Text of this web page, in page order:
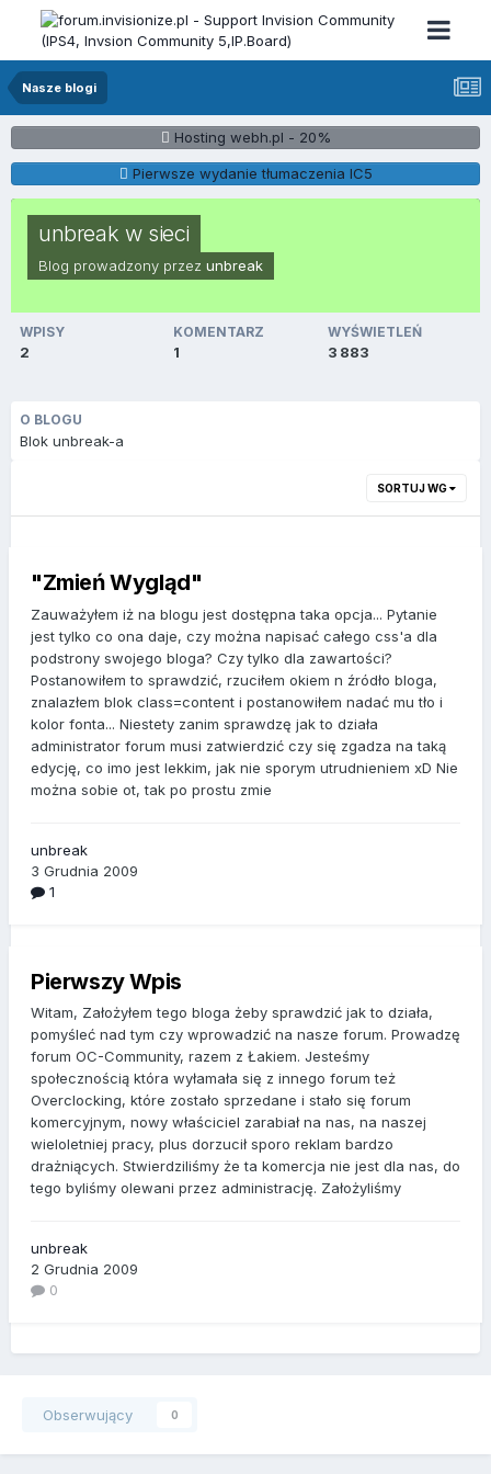
Nasze blogi
Hosting webh.pl - 20%
Pierwsze wydanie tłumaczenia IC5
unbreak w sieci
Blog prowadzony przez unbreak
WPISY
2
KOMENTARZ
1
WYŚWIETLEŃ
3 883
O BLOGU
Blok unbreak-a
SORTUJ WG
"Zmień Wygląd"
Zauważyłem iż na blogu jest dostępna taka opcja... Pytanie
jest tylko co ona daje, czy można napisać całego css'a dla
podstrony swojego bloga? Czy tylko dla zawartości?
Postanowiłem to sprawdzić, rzuciłem okiem n źródło bloga,
znalazłem blok class=content i postanowiłem nadać mu tło i
kolor fonta... Niestety zanim sprawdzę jak to działa
administrator forum musi zatwierdzić czy się zgadza na taką
edycję, co imo jest lekkim, jak nie sporym utrudnieniem xD Nie
można sobie ot, tak po prostu zmie
unbreak
3 Grudnia 2009
1
Pierwszy Wpis
Witam, Założyłem tego bloga żeby sprawdzić jak to działa,
pomyśleć nad tym czy wprowadzić na nasze forum. Prowadzę
forum OC-Community, razem z Łakiem. Jesteśmy
społecznością która wyłamała się z innego forum też
Overclocking, które zostało sprzedane i stało się forum
komercyjnym, nowy właściciel zarabiał na nas, na naszej
wieloletniej pracy, plus dorzucił sporo reklam bardzo
drażniących. Stwierdziliśmy że ta komercja nie jest dla nas, do
tego byliśmy olewani przez administrację. Założyliśmy
unbreak
2 Grudnia 2009
0
Obserwujący 0